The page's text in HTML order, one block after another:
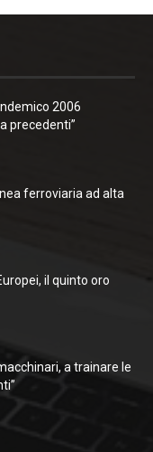
2006
precedenti”
ferroviaria ad alta
il quinto oro
a trainare le